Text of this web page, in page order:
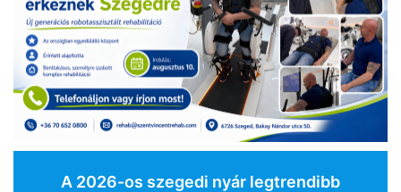
A 2026-os szegedi nyár legtrendibb